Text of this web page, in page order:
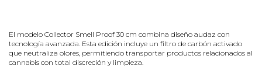
El modelo Collector Smell Proof 30 cm combina diseño audaz con
tecnología avanzada. Esta edición incluye un filtro de carbón activado
que neutraliza olores, permitiendo transportar productos relacionados al
cannabis con total discreción y limpieza.